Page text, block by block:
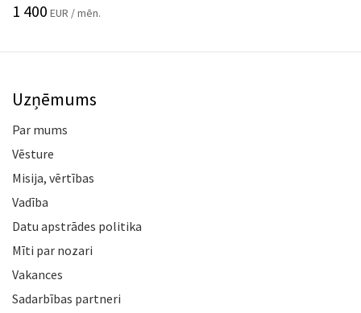
1 400 EUR / mēn.
Uzņēmums
Par mums
Vēsture
Misija, vērtības
Vadība
Datu apstrādes politika
Mīti par nozari
Vakances
Sadarbības partneri